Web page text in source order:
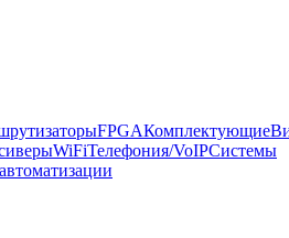
FPGAКомплектующие
WiFiТелефония/VoIPСистемы